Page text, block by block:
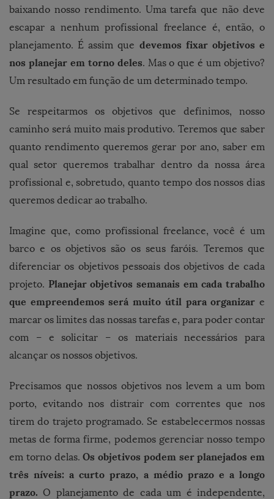
baixando nosso rendimento. Uma tarefa que não deve
escapar a nenhum profissional freelance é, então, o
planejamento. É assim que devemos fixar objetivos e
nos planejar em torno deles. Mas o que é um objetivo?
Um resultado em função de um determinado tempo.
Se respeitarmos os objetivos que definimos, nosso
caminho será muito mais produtivo. Teremos que saber
quanto rendimento queremos gerar por ano, saber em
qual setor queremos trabalhar dentro da nossa área
profissional e, sobretudo, quanto tempo dos nossos dias
queremos dedicar ao trabalho.
Imagine que, como profissional freelance, você é um
barco e os objetivos são os seus faróis. Teremos que
diferenciar os objetivos pessoais dos objetivos de cada
projeto. Planejar objetivos semanais em cada trabalho
que empreendemos será muito útil para organizar e
marcar os limites das nossas tarefas e, para poder contar
com – e solicitar – os materiais necessários para
alcançar os nossos objetivos.
Precisamos que nossos objetivos nos levem a um bom
porto, evitando nos distrair com correntes que nos
tirem do trajeto programado. Se estabelecermos nossas
metas de forma firme, podemos gerenciar nosso tempo
em torno delas.Os objetivos podem ser planejados em
três níveis: a curto prazo, a médio prazo e a longo
prazo. O planejamento de cada um é independente,